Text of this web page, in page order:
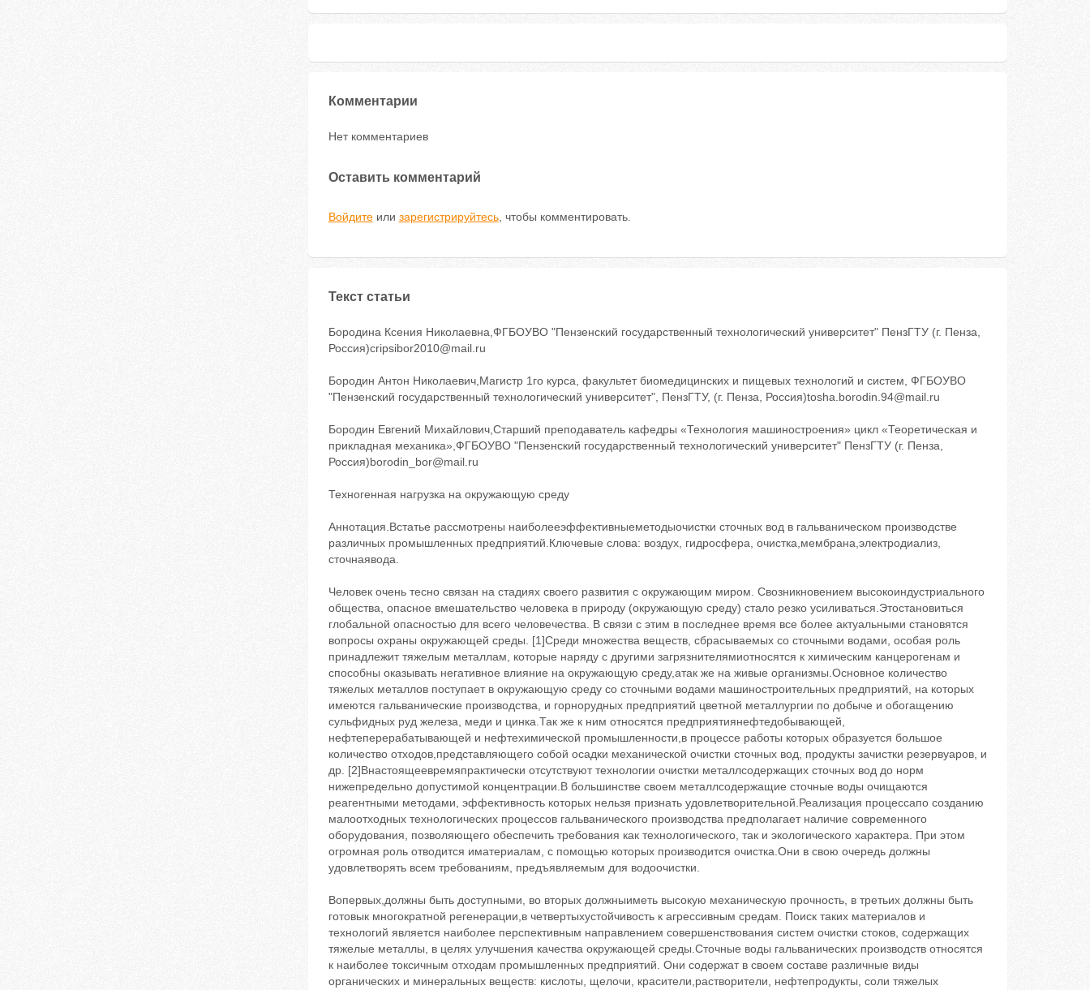
Комментарии
Нет комментариев
Оставить комментарий
Войдитеили зарегистрируйтесь, чтобы комментировать.
Текст статьи
Бородина Ксения Николаевна,ФГБОУВО "Пензенский государственный технологический университет" ПензГТУ (г. Пенза,
Россия)cripsibor2010@mail.ru
Бородин Антон Николаевич,Магистр 1го курса, факультет биомедицинских и пищевых технологий и систем, ФГБОУВО
"Пензенский государственный технологический университет", ПензГТУ, (г. Пенза, Россия)tosha.borodin.94@mail.ru
Бородин Евгений Михайлович,Старший преподаватель кафедры «Технология машиностроения» цикл «Теоретическая и
прикладная механика»,ФГБОУВО "Пензенский государственный технологический университет" ПензГТУ (г. Пенза,
Россия)borodin_bor@mail.ru
Техногенная нагрузка на окружающую среду
Аннотация.Встатье рассмотрены наиболееэффективныеметодыочистки сточных вод в гальваническом производстве
различных промышленных предприятий.Ключевые слова: воздух, гидросфера, очистка,мембрана,электродиализ,
сточнаявода.
Человек очень тесно связан на стадиях своего развития с окружающим миром. Свозникновением высокоиндустриального
общества, опасное вмешательство человека в природу (окружающую среду) стало резко усиливаться.Этостановиться
глобальной опасностью для всего человечества. В связи с этим в последнее время все более актуальными становятся
вопросы охраны окружающей среды. [1]Среди множества веществ, сбрасываемых со сточными водами, особая роль
принадлежит тяжелым металлам, которые наряду с другими загрязнителямиотносятся к химическим канцерогенам и
способны оказывать негативное влияние на окружающую среду,атак же на живые организмы.Основное количество
тяжелых металлов поступает в окружающую среду со сточными водами машиностроительных предприятий, на которых
имеются гальванические производства, и горнорудных предприятий цветной металлургии по добыче и обогащению
сульфидных руд железа, меди и цинка.Так же к ним относятся предприятиянефтедобывающей,
нефтеперерабатывающей и нефтехимической промышленности,в процессе работы которых образуется большое
количество отходов,представляющего собой осадки механической очистки сточных вод, продукты зачистки резервуаров, и
др. [2]Внастоящеевремяпрактически отсутствуют технологии очистки металлсодержащих сточных вод до норм
нижепредельно допустимой концентрации.В большинстве своем металлсодержащие сточные воды очищаются
реагентными методами, эффективность которых нельзя признать удовлетворительной.Реализация процессапо созданию
малоотходных технологических процессов гальванического производства предполагает наличие современного
оборудования, позволяющего обеспечить требования как технологического, так и экологического характера. При этом
огромная роль отводится иматериалам, с помощью которых производится очистка.Они в свою очередь должны
удовлетворять всем требованиям, предъявляемым для водоочистки.
Вопервых,должны быть доступными, во вторых должныиметь высокую механическую прочность, в третьих должны быть
готовык многократной регенерации,в четвертыхустойчивость к агрессивным средам. Поиск таких материалов и
технологий является наиболее перспективным направлением совершенствования систем очистки стоков, содержащих
тяжелые металлы, в целях улучшения качества окружающей среды.Сточные воды гальванических производств относятся
к наиболее токсичным отходам промышленных предприятий. Они содержат в своем составе различные виды
органических и минеральных веществ: кислоты, щелочи, красители,растворители, нефтепродукты, соли тяжелых